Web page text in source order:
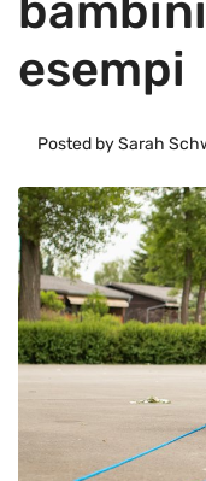
esempi
Posted by Sarah